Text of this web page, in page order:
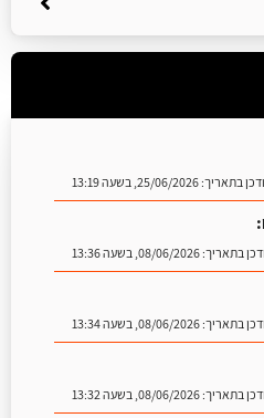
בתאריך:25/06/2026, בשעה 13:19
בתאריך:08/06/2026, בשעה 13:36
בתאריך:08/06/2026, בשעה 13:34
בתאריך:08/06/2026, בשעה 13:32